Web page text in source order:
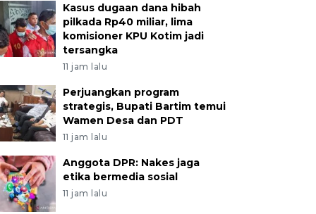
Kasus dugaan dana hibah
pilkada Rp40 miliar, lima
komisioner KPU Kotim jadi
tersangka
11 jam lalu
Perjuangkan program
strategis, Bupati Bartim temui
Wamen Desa dan PDT
11 jam lalu
Anggota DPR: Nakes jaga
etika bermedia sosial
11 jam lalu